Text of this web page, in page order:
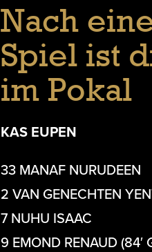
Nach
Spiel ist
im Pokal
KAS EUPEN
33 MANAF NURUDEEN
2 VAN GENECHTEN
7 NUHU ISAAC
9 EMOND RENAUD (84′